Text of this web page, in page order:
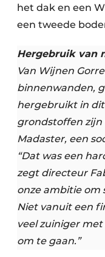
het dak en een
een tweede
Hergebruik van
Van Wijnen
binnenwanden,
hergebruikt in
grondstoffen zijn
Madaster, een
“Dat was een
zegt directeur
onze ambitie om
Niet vanuit een
veel zuiniger
om te gaan.”